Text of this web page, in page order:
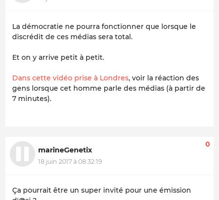
La démocratie ne pourra fonctionner que lorsque le
discrédit de ces médias sera total.
Et on y arrive petit à petit.
Dans cette vidéo prise à Londres, voir la réaction des
gens lorsque cet homme parle des médias (à partir de
7 minutes).
marineGenetix
18 juin 2017 à 08:32:19
0
Ça pourrait être un super invité pour une émission